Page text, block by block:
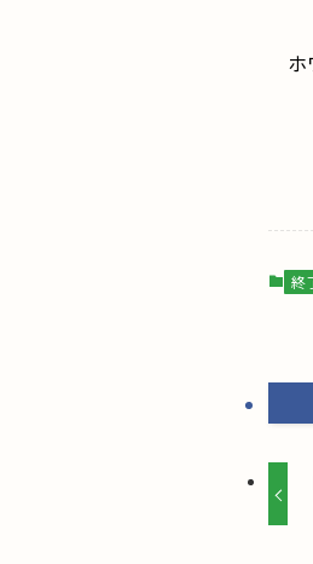
ホ
終